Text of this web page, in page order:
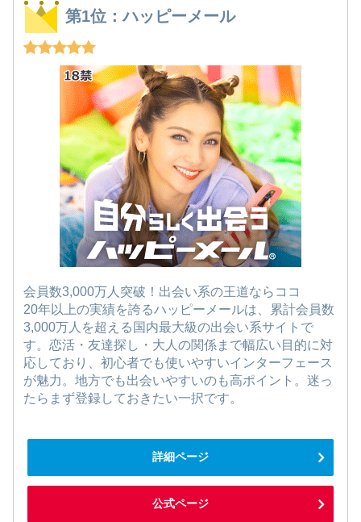
第1位：ハッピーメール
会員数3,000万人突破！出会い系の王道ならココ
20年以上の実績を誇るハッピーメールは、累計会員数
3,000万人を超える国内最大級の出会い系サイトで
す。恋活・友達探し・大人の関係まで幅広い目的に対
応しており、初心者でも使いやすいインターフェース
が魅力。地方でも出会いやすいのも高ポイント。迷っ
たらまず登録しておきたい一択です。
詳細ページ
公式ページ